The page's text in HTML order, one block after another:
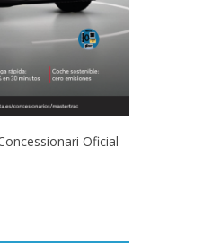
Oficial